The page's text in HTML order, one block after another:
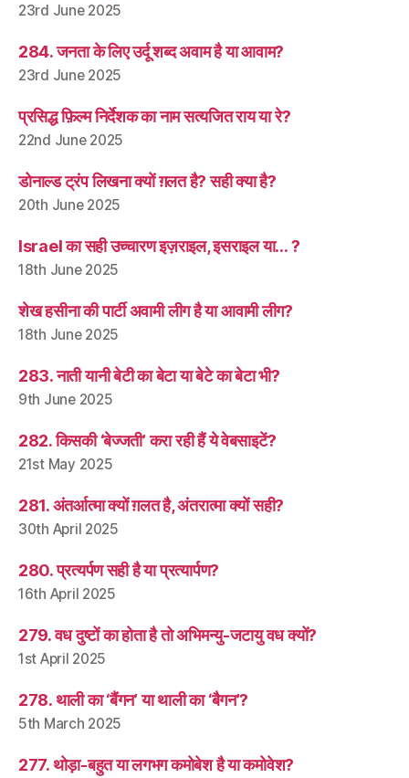
23rd June 2025
284. जनता के लिए उर्दू शब्द अवाम है या आवाम?
23rd June 2025
प्रसिद्ध फ़िल्म निर्देशक का नाम सत्यजित राय या रे?
22nd June 2025
डोनाल्ड ट्रंप लिखना क्यों ग़लत है? सही क्या है?
20th June 2025
Israel का सही उच्चारण इज़राइल, इसराइल या… ?
18th June 2025
शेख हसीना की पार्टी अवामी लीग है या आवामी लीग?
18th June 2025
283. नाती यानी बेटी का बेटा या बेटे का बेटा भी?
9th June 2025
282. किसकी ‘बेज्जती’ करा रही हैं ये वेबसाइटें?
21st May 2025
281. अंतर्आत्मा क्यों ग़लत है, अंतरात्मा क्यों सही?
30th April 2025
280. प्रत्यर्पण सही है या प्रत्यार्पण?
16th April 2025
279. वध दुष्टों का होता है तो अभिमन्यु-जटायु वध क्यों?
1st April 2025
278. थाली का ‘बैंगन’ या थाली का ‘बैगन’?
5th March 2025
277. थोड़ा-बहुत या लगभग कमोबेश है या कमोवेश?